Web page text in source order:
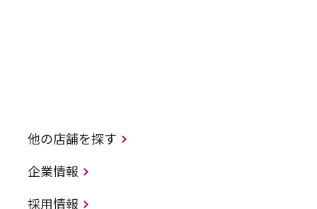
他の店舗を探す
企業情報
採用情報